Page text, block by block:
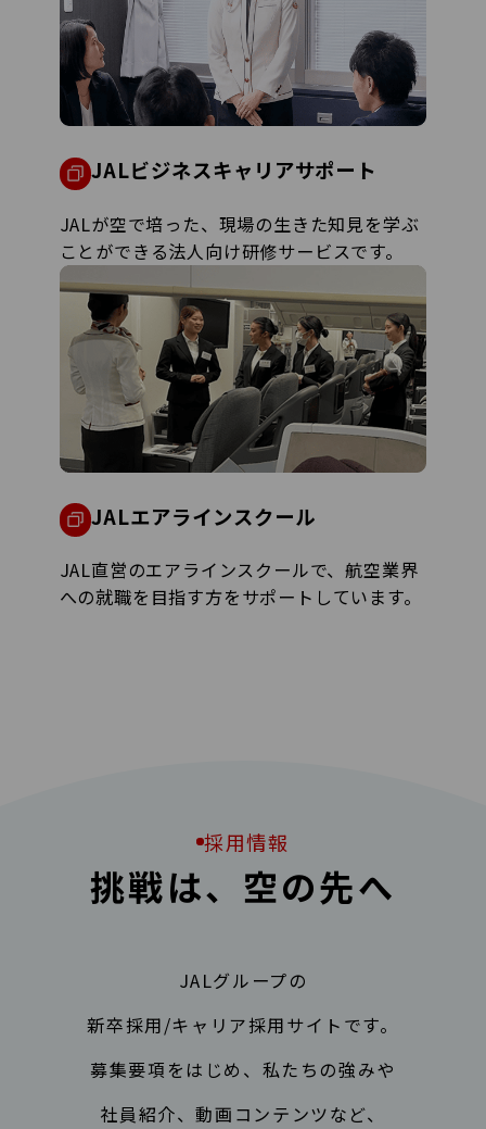
JALビジネスキャリアサポート
JALが空で培った、現場の生きた知見を学ぶ
ことができる法人向け研修サービスです。
JALエアラインスクール
JAL直営のエアラインスクールで、航空業界
への就職を目指す方をサポートしています。
採用情報
挑戦は、空の先へ
JALグループの
新卒採用/キャリア採用サイトです。
募集要項をはじめ、私たちの強みや
社員紹介、動画コンテンツなど、